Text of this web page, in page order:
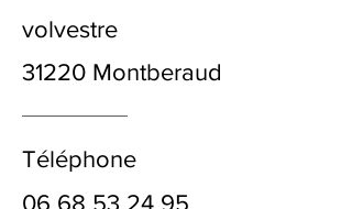
volvestre
31220 Montberaud
Téléphone
06 68 53 24 95